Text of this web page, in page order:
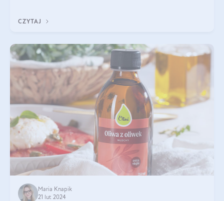
CZYTAJ
Maria Knapik
21 lut 2024